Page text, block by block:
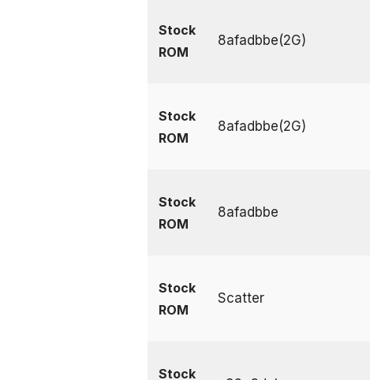
Stock
ROM
8afadbbe(2G)
Stock
ROM
8afadbbe(2G)
Stock
ROM
8afadbbe
Stock
ROM
Scatter
Stock